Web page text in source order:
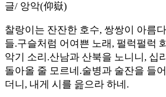
글/ 앙악(仰嶽)
찰랑이는 잔잔한 호수, 쌍쌍이 아름
들.구슬처럼 어여쁜 노래, 펄럭펄럭
악기 소리.산남과 산북을 노니니, 십
돌아올 줄 모르네.술병과 술잔을 들
더니, 내게 시를 읊으라 하네.